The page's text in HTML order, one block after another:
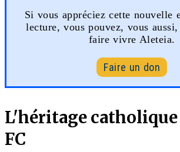
Si vous appréciez cette nouvelle
lecture, vous pouvez, vous
faire vivre Aleteia.
Faire un don
L'héritage
FC